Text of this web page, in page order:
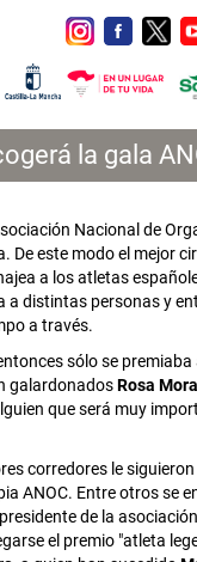
la gala
Nacional de
De este modo el mejor
a los atletas
a distintas personas y
a través.
sólo se premiaba
galardonadosRosa
que será muy
corredores le
ANOC. Entre otros se
de la
el premio "atleta